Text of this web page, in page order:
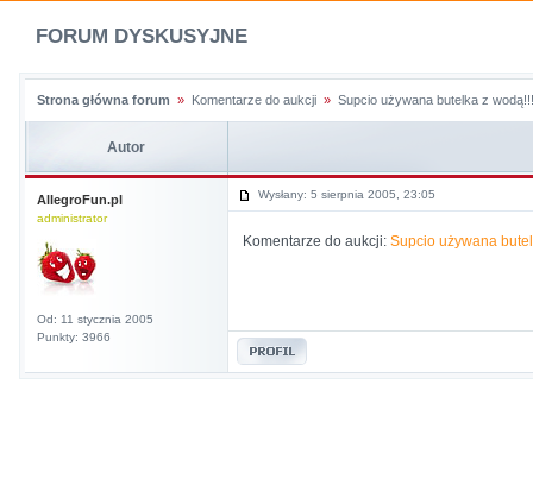
FORUM DYSKUSYJNE
Strona główna forum » Komentarze do aukcji » Supcio używana butelka z
Autor
AllegroFun.pl
administrator
Od: 11 stycznia 2005
Punkty: 3966
Wysłany: 5 sierpnia 2005, 23:05
Komentarze do aukcji: Supcio używana